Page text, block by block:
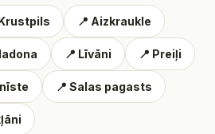
📍 Aizkraukle
📍 Līvāni 📍 Preiļi
📍 Salas pagasts